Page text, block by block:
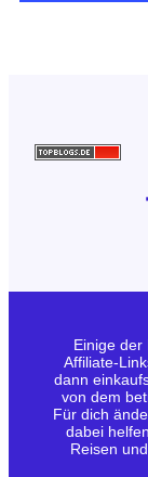
Einige der
Affiliate-
dann
von dem
Für dich
dabei
Reisen